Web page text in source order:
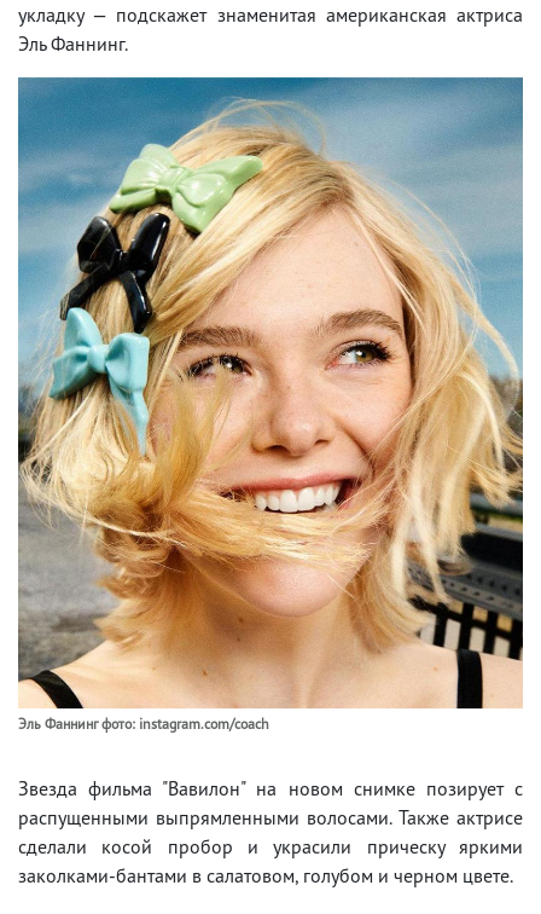
укладку — подскажет знаменитая американская актриса
Эль Фаннинг.
Эль Фаннинг фото: instagram.com/coach
Звезда фильма "Вавилон" на новом снимке позирует с
распущенными выпрямленными волосами. Также актрисе
сделали косой пробор и украсили прическу яркими
заколками-бантами в салатовом, голубом и черном цвете.